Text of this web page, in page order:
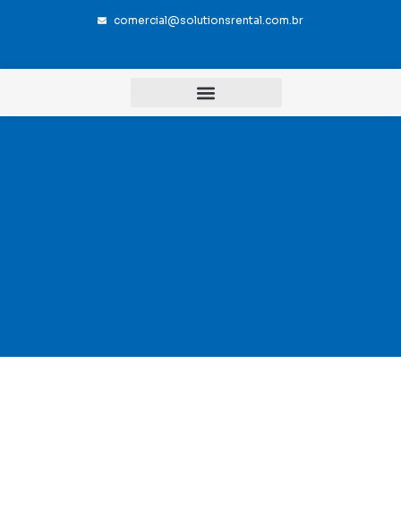
comercial@solutionsrental.com.br